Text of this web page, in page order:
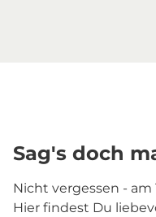
Sag's doch
Nicht vergessen - am
Hier findest Du